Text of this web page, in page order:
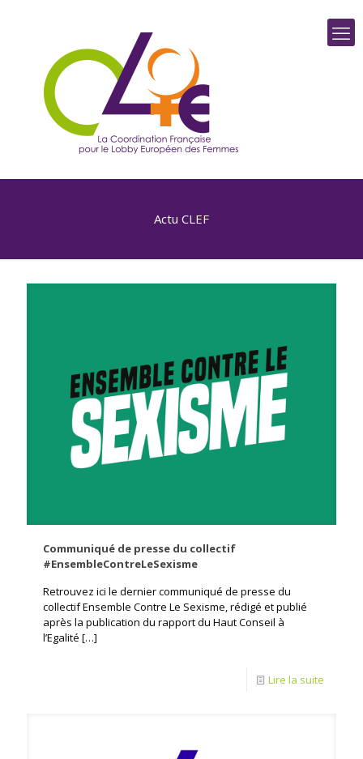
Actu CLEF
Communiqué de presse du collectif
#EnsembleContreLeSexisme
Retrouvez ici le dernier communiqué de presse du
collectif Ensemble Contre Le Sexisme, rédigé et publié
après la publication du rapport du Haut Conseil à
l’Egalité […]
Lire la suite